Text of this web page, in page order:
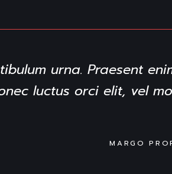
urna. Praesent
luctus orci elit, vel
MARGO